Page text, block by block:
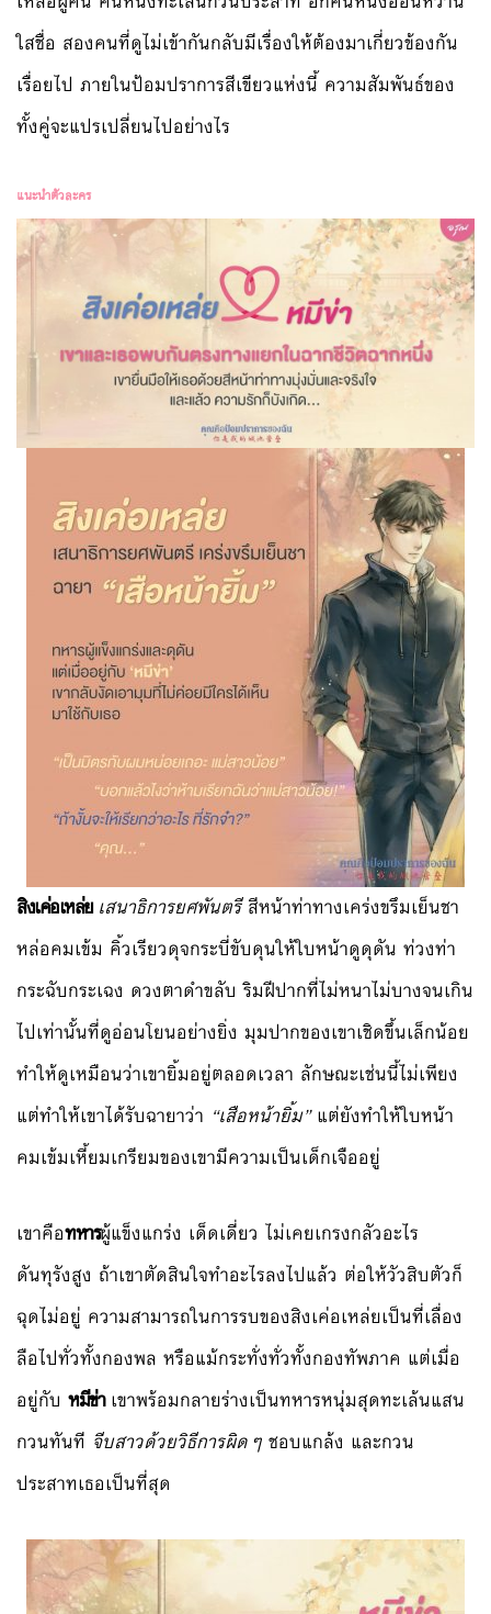
ใสชื่อ สองคนที่ดูไม่เข้ากันกลับมีเรื่องให้ต้องมาเกี่ยวข้องกัน
เรื่อยไป ภายในป้อมปราการสีเขียวแห่งนี้ ความสัมพันธ์ของ
ทั้งคู่จะแปรเปลี่ยนไปอย่างไร
แนะนำตัวละคร
สิงเค่อเหล่ยเสนาธิการยศพันตรีสีหน้าท่าทางเคร่งขรึมเย็นชา
หล่อคมเข้ม คิ้วเรียวดุจกระบี่ขับดุนให้ใบหน้าดูดุดัน ท่วงท่า
กระฉับกระเฉง ดวงตาดำขลับ ริมฝีปากที่ไม่หนาไม่บางจนเกิน
ไปเท่านั้นที่ดูอ่อนโยนอย่างยิ่ง มุมปากของเขาเชิดขึ้นเล็กน้อย
ทำให้ดูเหมือนว่าเขายิ้มอยู่ตลอดเวลา ลักษณะเช่นนี้ไม่เพียง
แต่ทำให้เขาได้รับฉายาว่า “เสือหน้ายิ้ม”แต่ยังทำให้ใบหน้า
คมเข้มเหี้ยมเกรียมของเขามีความเป็นเด็กเจืออยู่
เขาคือทหารผู้แข็งแกร่ง เด็ดเดี่ยว ไม่เคยเกรงกลัวอะไร
ดันทุรังสูง ถ้าเขาตัดสินใจทำอะไรลงไปแล้ว ต่อให้วัวสิบตัวก็
ฉุดไม่อยู่ ความสามารถในการรบของสิงเค่อเหล่ยเป็นที่เลื่อง
ลือไปทั่วทั้งกองพล หรือแม้กระทั่งทั่วทั้งกองทัพภาค แต่เมื่อ
อยู่กับ หมีข่าเขาพร้อมกลายร่างเป็นทหารหนุ่มสุดทะเล้นแสน
กวนทันที จีบสาวด้วยวิธีการผิดๆ ชอบแกล้ง และกวน
ประสาทเธอเป็นที่สุด